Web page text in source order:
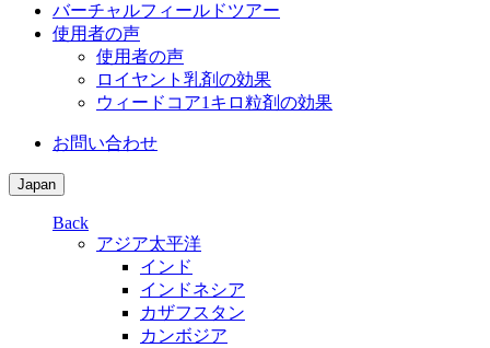
バーチャルフィールドツアー
使用者の声
使用者の声
ロイヤント乳剤の効果
ウィードコア1キロ粒剤の効果
お問い合わせ
Japan
Back
アジア太平洋
インド
インドネシア
カザフスタン
カンボジア